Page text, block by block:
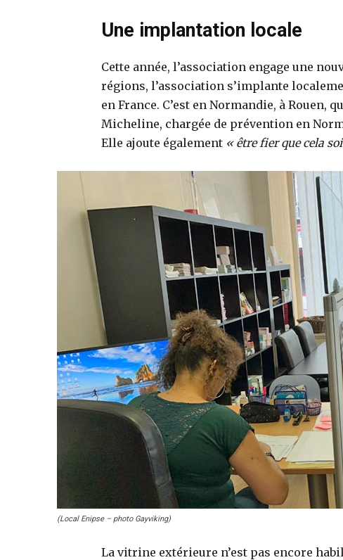
Une implantation locale
Cette année, l’association engage une
régions, l’association s’implante
en France. C’est en Normandie, à Rouen,
Micheline, chargée de prévention en
Elle ajoute également « être fier que cela
(Local Enipse – photo Gayviking)
La vitrine extérieure n’est pas encore